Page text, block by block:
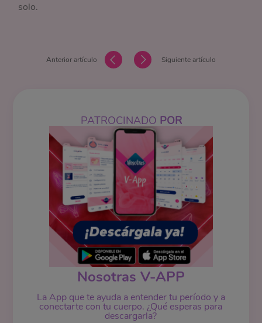
solo.
Anterior artículo Siguiente artículo
PATROCINADO POR
Nosotras V-APP
La App que te ayuda a entender tu período y a
conectarte con tu cuerpo. ¿Qué esperas para
descargarla?